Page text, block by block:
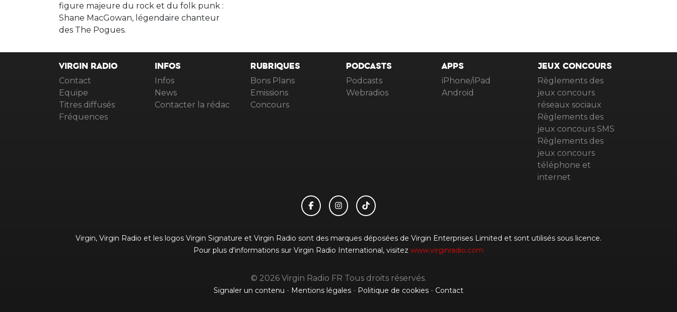
figure majeure du rock et du folk punk :
Shane MacGowan, légendaire chanteur
des The Pogues.
VIRGIN RADIO
Contact
Equipe
Titres diffusés
Fréquences
INFOS
Infos
News
Contacter la rédac
RUBRIQUES
Bons Plans
Emissions
Concours
PODCASTS
Podcasts
Webradios
APPS
iPhone/iPad
Android
JEUX CONCOURS
Règlements des
jeux concours
réseaux sociaux
Règlements des
jeux concours SMS
Règlements des
jeux concours
téléphone et
internet
Virgin, Virgin Radio et les logos Virgin Signature et Virgin Radio sont des marques déposées de Virgin Enterprises Limited et sont utilisés sous licence.
Pour plus d'informations sur Virgin Radio International, visitez www.virginradio.com
© 2026 Virgin Radio FR Tous droits réservés.
Signaler un contenu - Mentions légales - Politique de cookies - Contact